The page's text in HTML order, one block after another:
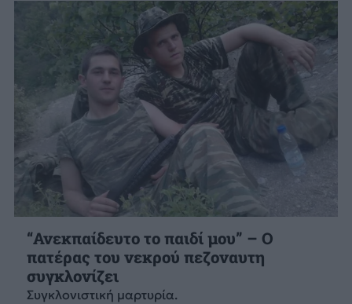
“Ανεκπαίδευτο το παιδί μου” – Ο
πατέρας του νεκρού πεζοναυτη
συγκλονίζει
Συγκλονιστική μαρτυρία.